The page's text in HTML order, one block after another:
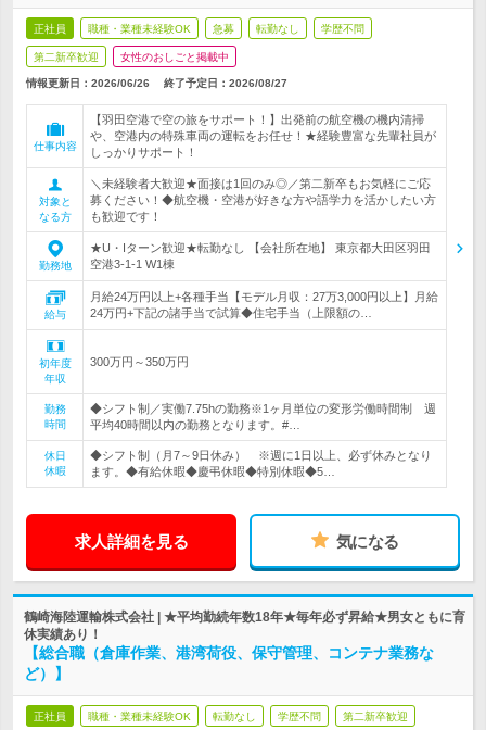
正社員 職種・業種未経験OK 急募 転勤なし 学歴不問
第二新卒歓迎 女性のおしごと掲載中
情報更新日：2026/06/26 終了予定日： 2026/08/27
仕事内容
【羽田空港で空の旅をサポート！】出発前の航空機の機内清掃
や、空港内の特殊車両の運転をお任せ！★経験豊富な先輩社員が
しっかりサポート！
対象と
なる方
＼未経験者大歓迎★面接は1回のみ◎／第二新卒もお気軽にご応
募ください！◆航空機・空港が好きな方や語学力を活かしたい方
も歓迎です！
勤務地
★U・Iターン歓迎★転勤なし 【会社所在地】 東京都大田区羽田
空港3-1-1 W1棟
給与
月給24万円以上+各種手当【モデル月収：27万3,000円以上】月給
24万円+下記の諸手当で試算◆住宅手当（上限額の…
初年度
年収
300万円～350万円
勤務
時間
◆シフト制／実働7.75hの勤務※1ヶ月単位の変形労働時間制 週
平均40時間以内の勤務となります。#…
休日
休暇
◆シフト制（月7～9日休み） ※週に1日以上、必ず休みとなり
ます。◆有給休暇◆慶弔休暇◆特別休暇◆5…
求人詳細を見る 気になる
鶴崎海陸運輸株式会社 | ★平均勤続年数18年★毎年必ず昇給★男女ともに育
休実績あり！
【総合職（倉庫作業、港湾荷役、保守管理、コンテナ業務な
ど）】
正社員 職種・業種未経験OK 転勤なし 学歴不問 第二新卒歓迎